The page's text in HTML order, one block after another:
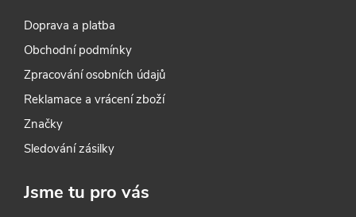
Doprava a platba
Obchodní podmínky
Zpracování osobních údajů
Reklamace a vrácení zboží
Značky
Sledování zásilky
Jsme tu pro vás